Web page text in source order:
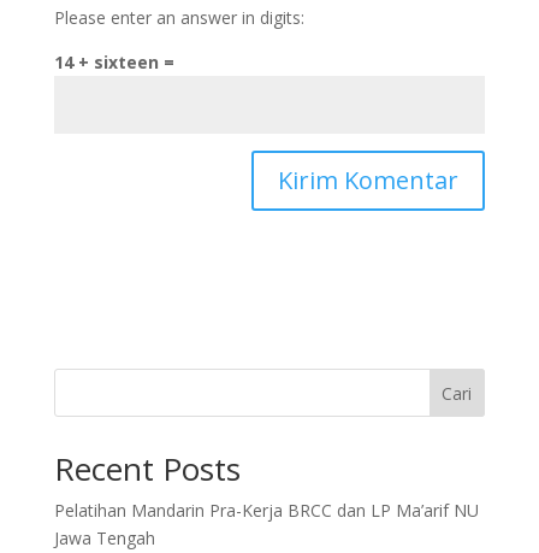
Please enter an answer in digits:
14 + sixteen =
Cari
Recent Posts
Pelatihan Mandarin Pra-Kerja BRCC dan LP Ma’arif NU
Jawa Tengah